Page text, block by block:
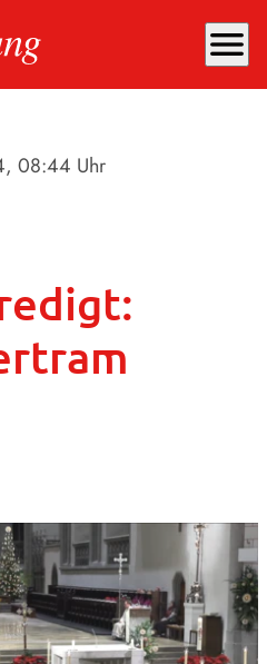
menu
, 08:44 Uhr